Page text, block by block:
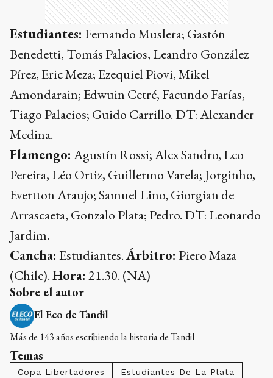
Estudiantes: Fernando Muslera; Gastón
Benedetti, Tomás Palacios, Leandro González
Pírez, Eric Meza; Ezequiel Piovi, Mikel
Amondarain; Edwuin Cetré, Facundo Farías,
Tiago Palacios; Guido Carrillo. DT: Alexander
Medina.
Flamengo: Agustín Rossi; Alex Sandro, Leo
Pereira, Léo Ortiz, Guillermo Varela; Jorginho,
Evertton Araujo; Samuel Lino, Giorgian de
Arrascaeta, Gonzalo Plata; Pedro. DT: Leonardo
Jardim.
Cancha: Estudiantes.Árbitro: Piero Maza
(Chile).Hora: 21.30. (NA)
Sobre el autor
El Eco de Tandil
Más de 143 años escribiendo la historia de Tandil
Temas
Copa Libertadores Estudiantes De La Plata